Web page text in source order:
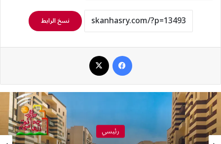
نسخ الرابط
رئيسي